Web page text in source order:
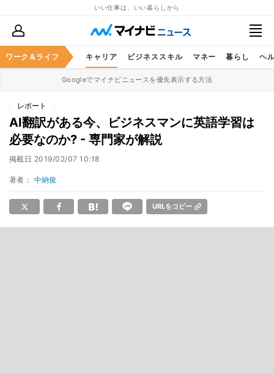
いい仕事は、いい暮らしから
ワーク＆ライフ キャリア ビジネススキル マネー 暮らし ヘ
Googleでマイナビニュースを優先表示する方法
レポート
AI翻訳がある今、ビジネスマンに英語学習は
必要なのか? - 専門家が解説
掲載日 2019/02/07 10:18
著者： 中納俊
URLをコピー